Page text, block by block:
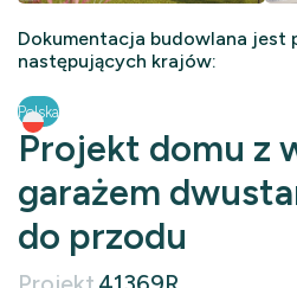
Dokumentacja budowlana jest
następujących krajów:
Polska
Projekt domu z
garażem
do przodu